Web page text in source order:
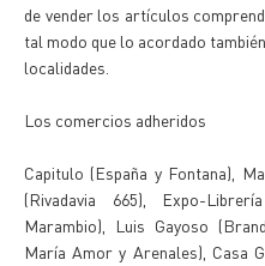
de vender los artículos
tal modo que lo acordado
localidades.
Los comercios adheridos
Capitulo (España y Fontana),
(Rivadavia 665), Expo-
Marambio), Luis Gayoso
María Amor y Arenales), Casa